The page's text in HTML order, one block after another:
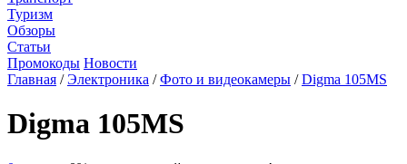
Туризм
Обзоры
Статьи
Промокоды Новости
Главная /Электроника /Фото и видеокамеры /Digma 105MS
Digma 105MS